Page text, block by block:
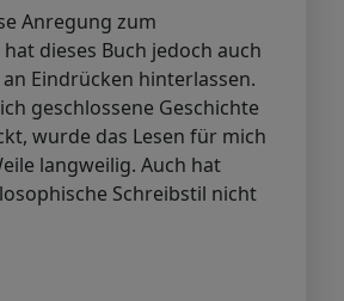
Anregung zum
dieses Buch jedoch auch
Eindrücken hinterlassen.
geschlossene Geschichte
wurde das Lesen für mich
langweilig. Auch hat
Schreibstil nicht